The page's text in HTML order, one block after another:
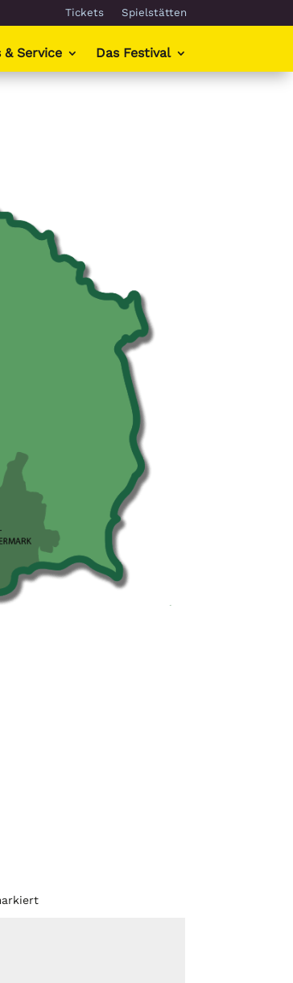
Tickets Spielstätten
& Service Das Festival